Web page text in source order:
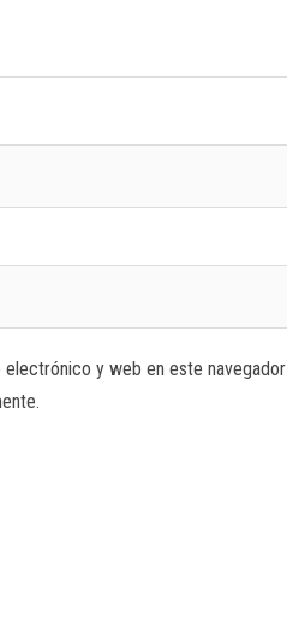
electrónico y web en este navegador